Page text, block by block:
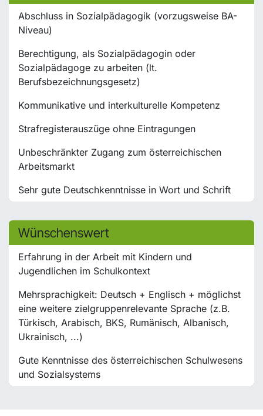
Abschluss in Sozialpädagogik (vorzugsweise BA-
Niveau)
Berechtigung, als Sozialpädagogin oder
Sozialpädagoge zu arbeiten (lt.
Berufsbezeichnungsgesetz)
Kommunikative und interkulturelle Kompetenz
Strafregisterauszüge ohne Eintragungen
Unbeschränkter Zugang zum österreichischen
Arbeitsmarkt
Sehr gute Deutschkenntnisse in Wort und Schrift
Wünschenswert
Erfahrung in der Arbeit mit Kindern und
Jugendlichen im Schulkontext
Mehrsprachigkeit: Deutsch + Englisch + möglichst
eine weitere zielgruppenrelevante Sprache (z.B.
Türkisch, Arabisch, BKS, Rumänisch, Albanisch,
Ukrainisch, ...)
Gute Kenntnisse des österreichischen Schulwesens
und Sozialsystems